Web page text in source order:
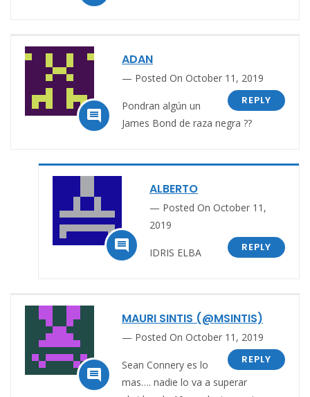

ADAN
Posted On October 11, 2019
REPLY
Pondran algún un
James Bond de raza negra ??

ALBERTO
Posted On October 11,
2019
REPLY
IDRIS ELBA

MAURI SINTIS (@MSINTIS)
Posted On October 11, 2019
REPLY
Sean Connery es lo
mas…. nadie lo va a superar